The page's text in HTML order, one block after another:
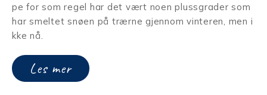
pe for som regel har det vært noen plussgrader som
har smeltet snøen på trærne gjennom vinteren, men i
kke nå.
Les mer